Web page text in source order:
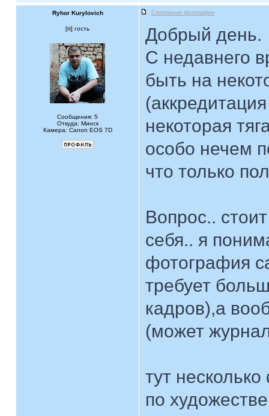
Ryhor Kurylovich Спортивная фотография
[ ] гость
Сообщения: 5
Откуда: Минск
Камера: Canon EOS 7D
Добрый день.
С недавнего
быть на
некоторая
особо нечем
что только
Вопрос..
себя.. я
фотография
требует
кадров),а
(может
тут
по